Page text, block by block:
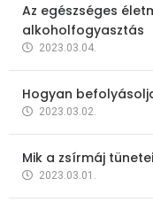
Az egészséges
alkoholfogyasztás
2023.03.04.
Hogyan
2023.03.02.
Mik a zsírmáj
2023.03.01.